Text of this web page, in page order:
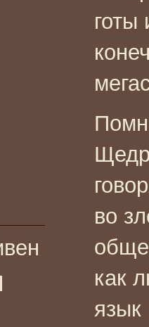
готы
во
как
язык